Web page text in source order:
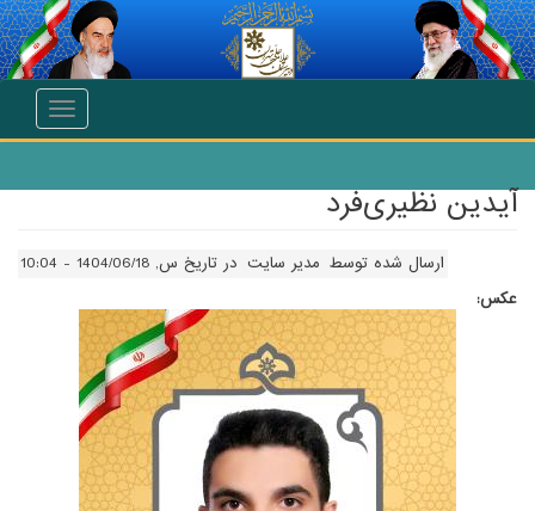
انتقال به محتوای اصلی
Toggle
آیدین نظیری‌فرد
ارسال شده توسط مدیر سایت در تاریخ س, 1404/06/18 - 10:04
عکس: